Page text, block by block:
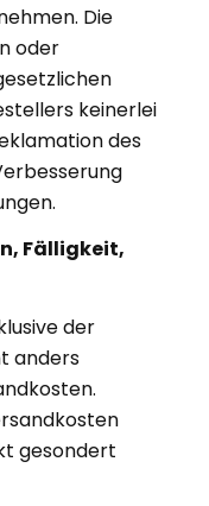
Die
oder
keinerlei
des
Fälligkeit,
der
anders
gesondert